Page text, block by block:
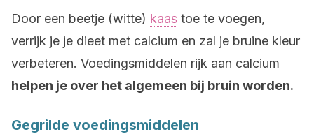
Door een beetje (witte) kaas toe te voegen,
verrijk je je dieet met calcium en zal je bruine kleur
verbeteren. Voedingsmiddelen rijk aan calcium
helpen je over het algemeen bij bruin worden.
Gegrilde voedingsmiddelen